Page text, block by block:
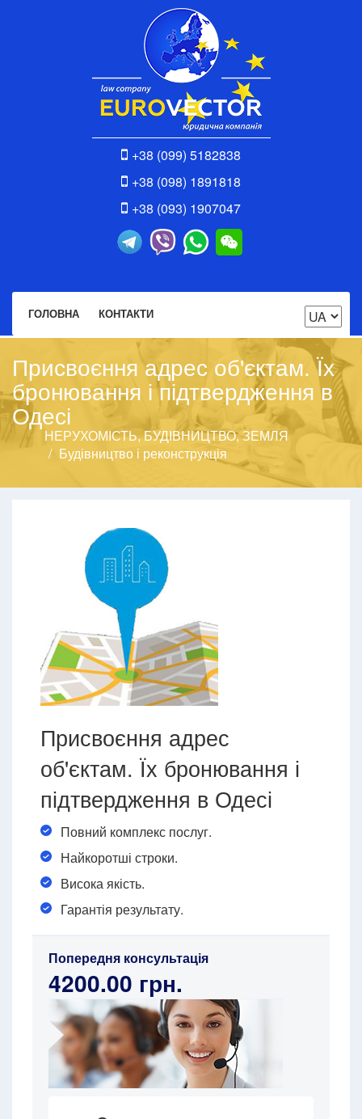
+38 (099) 5182838
+38 (098) 1891818
+38 (093) 1907047
ГОЛОВНА КОНТАКТИ
Присвоєння адрес об'єктам. Їх
бронювання і підтвердження в
Одесі
НЕРУХОМІСТЬ, БУДІВНИЦТВО, ЗЕМЛЯ
Будівництво і реконструкція
Присвоєння адрес
об'єктам. Їх бронювання і
підтвердження в Одесі
Повний комплекс послуг.
Найкоротші строки.
Висока якість.
Гарантія результату.
Попередня консультація
4200.00 грн.